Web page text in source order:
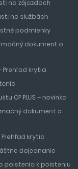
na zájazdoch
na službách
podmienky
dokument o
krytia
CP PLUS – novinka
dokument o
krytia
dojednanie
poistenia k poisteniu